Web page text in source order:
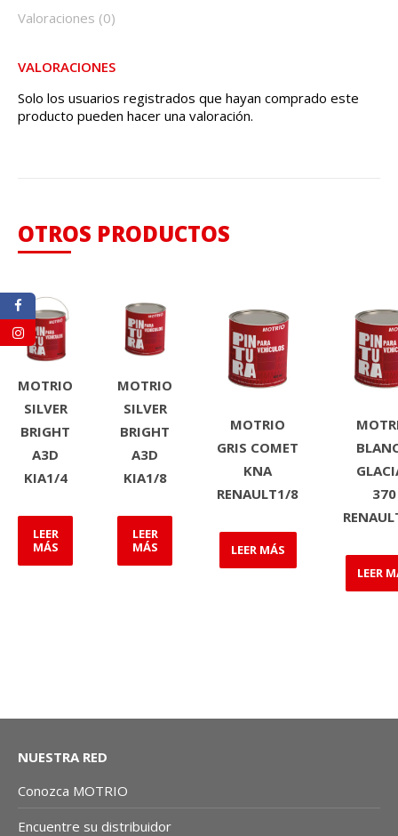
Valoraciones (0)
VALORACIONES
Solo los usuarios registrados que hayan comprado este
producto pueden hacer una valoración.
OTROS PRODUCTOS
MOTRIO
SILVER
BRIGHT
A3D
KIA1/4
LEER
MÁS
MOTRIO
SILVER
BRIGHT
A3D
KIA1/8
LEER
MÁS
MOTRIO
GRIS COMET
KNA
RENAULT1/8
LEER MÁS
370
LEER
NUESTRA RED
Conozca MOTRIO
Encuentre su distribuidor